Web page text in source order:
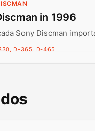
in 1996
Sony Discman
D-365, D-465